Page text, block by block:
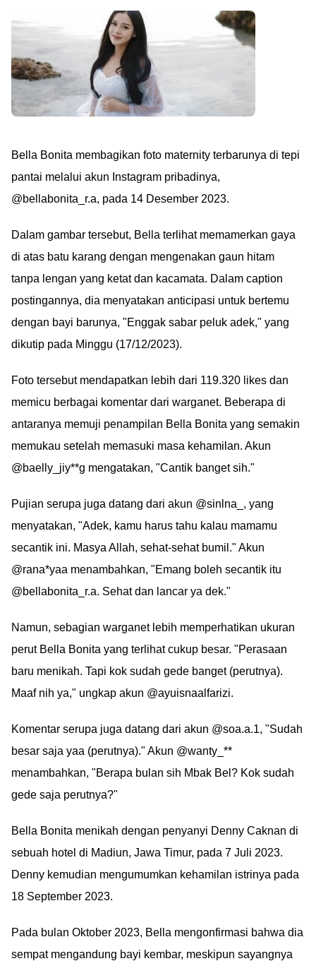
Bella Bonita membagikan foto maternity terbarunya di tepi
pantai melalui akun Instagram pribadinya,
@bellabonita_r.a, pada 14 Desember 2023.
Dalam gambar tersebut, Bella terlihat memamerkan gaya
di atas batu karang dengan mengenakan gaun hitam
tanpa lengan yang ketat dan kacamata. Dalam caption
postingannya, dia menyatakan anticipasi untuk bertemu
dengan bayi barunya, "Enggak sabar peluk adek," yang
dikutip pada Minggu (17/12/2023).
Foto tersebut mendapatkan lebih dari 119.320 likes dan
memicu berbagai komentar dari warganet. Beberapa di
antaranya memuji penampilan Bella Bonita yang semakin
memukau setelah memasuki masa kehamilan. Akun
@baelly_jiy**g mengatakan, "Cantik banget sih."
Pujian serupa juga datang dari akun @sinlna_, yang
menyatakan, "Adek, kamu harus tahu kalau mamamu
secantik ini. Masya Allah, sehat-sehat bumil." Akun
@rana*yaa menambahkan, "Emang boleh secantik itu
@bellabonita_r.a. Sehat dan lancar ya dek."
Namun, sebagian warganet lebih memperhatikan ukuran
perut Bella Bonita yang terlihat cukup besar. "Perasaan
baru menikah. Tapi kok sudah gede banget (perutnya).
Maaf nih ya," ungkap akun @ayuisnaalfarizi.
Komentar serupa juga datang dari akun @soa.a.1, "Sudah
besar saja yaa (perutnya)." Akun @wanty_**
menambahkan, "Berapa bulan sih Mbak Bel? Kok sudah
gede saja perutnya?"
Bella Bonita menikah dengan penyanyi Denny Caknan di
sebuah hotel di Madiun, Jawa Timur, pada 7 Juli 2023.
Denny kemudian mengumumkan kehamilan istrinya pada
18 September 2023.
Pada bulan Oktober 2023, Bella mengonfirmasi bahwa dia
sempat mengandung bayi kembar, meskipun sayangnya